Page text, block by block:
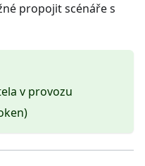
propojit scénáře s
v provozu